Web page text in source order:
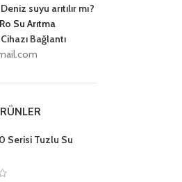
suyu arıtılır mı?
Ro Su Arıtma
Bağlantı
Serisi Tuzlu Su